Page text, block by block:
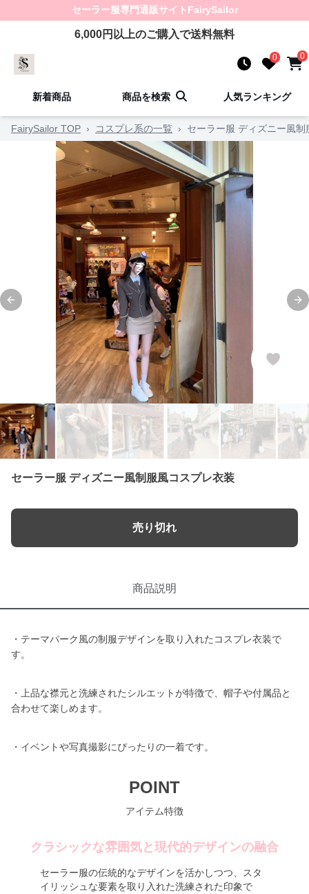
セーラー服専門通販サイト FairySailor
6,000円以上のご購入で送料無料
0 0
新着商品 商品を検索 人気ランキング
FairySailor TOP › コスプレ系の一覧 › セーラー服 ディズニー風
Previous slide
セーラー服 ディズニー風制服風コスプレ衣装
売り切れ
商品説明
・テーマパーク風の制服デザインを取り入れたコスプレ衣装で
す。
・上品な襟元と洗練されたシルエットが特徴で、帽子や付属品と
合わせて楽しめます。
・イベントや写真撮影にぴったりの一着です。
POINT
アイテム特徴
クラシックな雰囲気と現代的デザインの融合
セーラー服の伝統的なデザインを活かしつつ、スタ
イリッシュな要素を取り入れた洗練された印象で